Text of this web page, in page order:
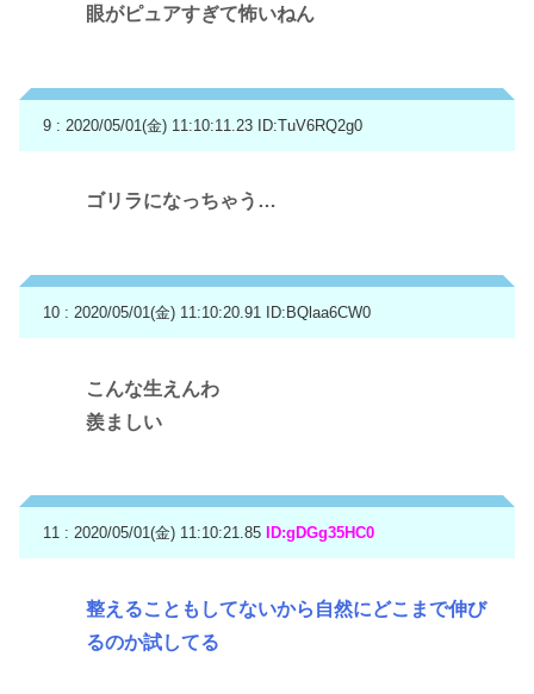
眼がピュアすぎて怖いねん
9 : 2020/05/01(金) 11:10:11.23 ID:TuV6RQ2g0
ゴリラになっちゃう…
10 : 2020/05/01(金) 11:10:20.91 ID:BQlaa6CW0
こんな生えんわ
羨ましい
11 : 2020/05/01(金) 11:10:21.85 ID:gDGg35HC0
整えることもしてないから自然にどこまで伸び
るのか試してる